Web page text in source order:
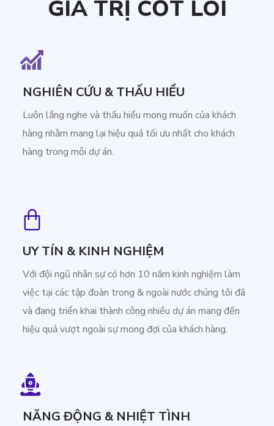
GIÁ TRỊ CỐT LÕI
NGHIÊN CỨU & THẤU HIỂU
Luôn lắng nghe và thấu hiểu mong muốn của khách
hàng nhằm mang lại hiệu quả tối ưu nhất cho khách
hàng trong mỗi dự án.
UY TÍN & KINH NGHIỆM
Với đội ngũ nhân sự có hơn 10 năm kinh nghiệm làm
việc tại các tập đoàn trong & ngoài nước chúng tôi đã
và đang triển khai thành công nhiều dự án mang đến
hiệu quả vượt ngoài sự mong đợi của khách hàng.
NĂNG ĐỘNG & NHIỆT TÌNH